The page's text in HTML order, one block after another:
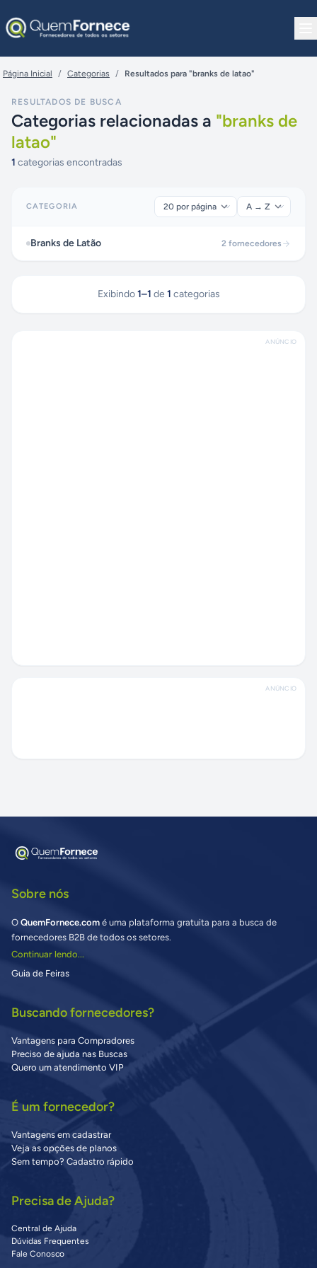
Página Inicial / Categorias / Resultados para "branks de latao"
RESULTADOS DE BUSCA
Categorias relacionadas a "branks de
latao"
1 categorias encontradas
CATEGORIA
Branks de Latão 2 fornecedores
Exibindo 1–1 de 1 categorias
ANÚNCIO
ANÚNCIO
Sobre nós
O QuemFornece.com é uma plataforma gratuita para a busca de
fornecedores B2B de todos os setores.
Continuar lendo...
Guia de Feiras
Buscando fornecedores?
Vantagens para Compradores
Preciso de ajuda nas Buscas
Quero um atendimento VIP
É um fornecedor?
Vantagens em cadastrar
Veja as opções de planos
Sem tempo? Cadastro rápido
Precisa de Ajuda?
Central de Ajuda
Dúvidas Frequentes
Fale Conosco